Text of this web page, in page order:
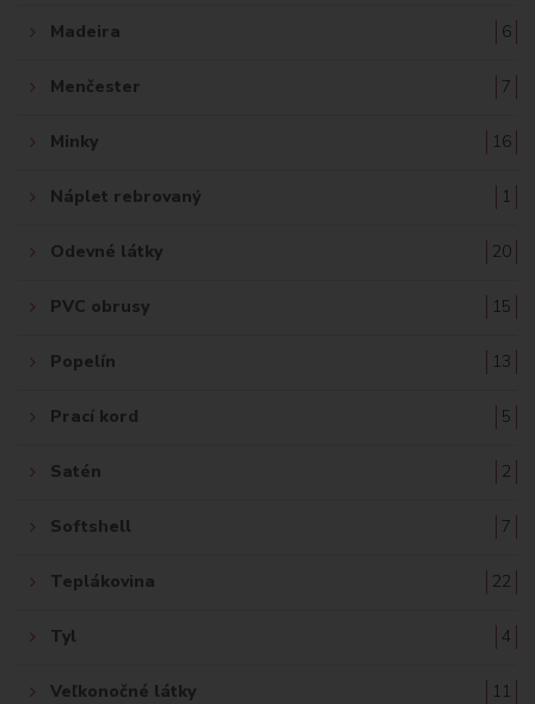
Madeira 6
Menčester 7
Minky 16
Náplet rebrovaný 1
Odevné látky 20
PVC obrusy 15
Popelín 13
Prací kord 5
Satén 2
Softshell 7
Teplákovina 22
Tyl 4
Veľkonočné látky 11